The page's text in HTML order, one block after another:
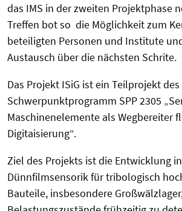
das IMS in der zweiten Projektphase
Treffen bot so die Möglichkeit zum
beteiligten Personen und Institute
Austausch über die nächsten Schrite.
Das Projekt ISiG ist ein Teilprojekt des
Schwerpunktprogramm SPP 2305
Maschinenelemente als Wegbereiter
Digitaisierung“.
Ziel des Projekts ist die Entwicklung
Dünnfilmsensorik für tribologisch
Bauteile, insbesondere